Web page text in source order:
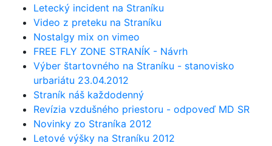
Letecký incident na Straníku
Video z preteku na Straníku
Nostalgy mix on vimeo
FREE FLY ZONE STRANÍK - Návrh
Výber štartovného na Straníku - stanovisko
urbariátu 23.04.2012
Straník náš každodenný
Revízia vzdušného priestoru - odpoveď MD SR
Novinky zo Straníka 2012
Letové výšky na Straníku 2012